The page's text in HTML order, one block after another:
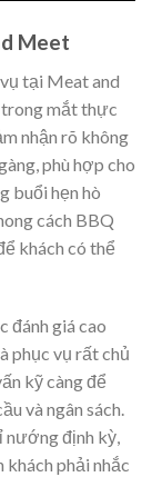
Meet
tại Meat and
trong mắt thực
nhận rõ không
phù hợp cho
buổi hẹn hò
cách BBQ
khách có thể
đánh giá cao
phục vụ rất chủ
kỹ càng để
và ngân sách.
nướng định kỳ,
khách phải nhắc